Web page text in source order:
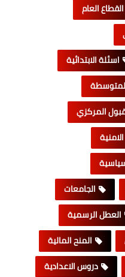
القطاع العام
اسئلة الابتدائية
المركزي
الامنية
الجامعات
العطل الرسمية
المنح المالية
دروس الاعدادية